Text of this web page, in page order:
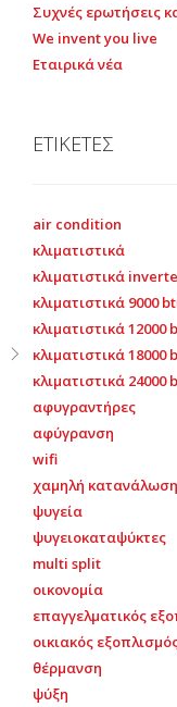
Συχνές ερωτήσεις
We invent you live
Εταιρικά νέα
ΕΤΙΚΕΤΕΣ
air condition
κλιματιστικά
κλιματιστικά
κλιματιστικά 9000
κλιματιστικά 12000
κλιματιστικά 18000
κλιματιστικά 24000
αφυγραντήρες
αφύγρανση
wifi
χαμηλή κατανάλωση
ψυγεία
ψυγειοκαταψύκτες
multi split
οικονομία
επαγγελματικός
οικιακός
θέρμανση
ψύξη